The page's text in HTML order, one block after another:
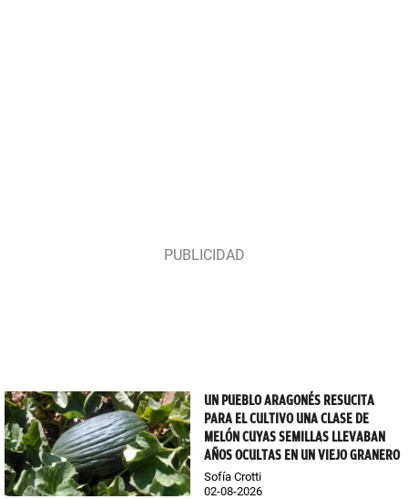
UN PUEBLO ARAGONÉS RESUCITA
PARA EL CULTIVO UNA CLASE DE
MELÓN CUYAS SEMILLAS LLEVABAN
AÑOS OCULTAS EN UN VIEJO GRANERO
Sofía Crotti
02-08-2026